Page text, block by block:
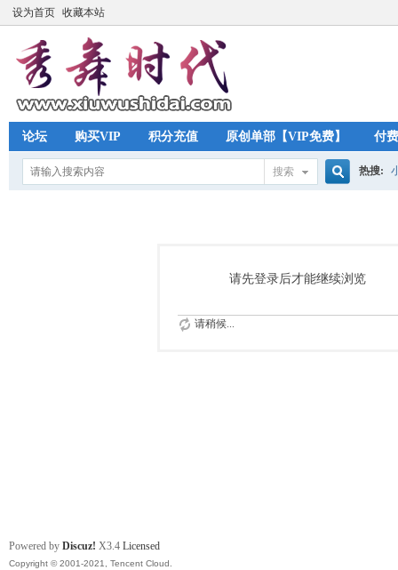
设为首页 收藏本站
论坛 购买VIP 积分充值 原创单部【VIP免费】 付
搜索
索
热搜:
请先登录后才能继续浏览
请稍候...
Powered by Discuz! X3.4 Licensed
Copyright © 2001-2021, Tencent Cloud.